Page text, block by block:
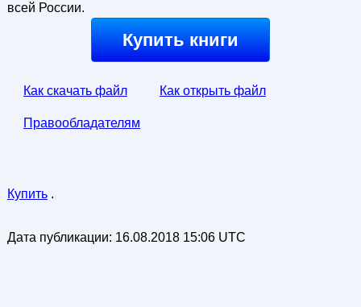
всей России.
Купить книги
Как скачать файл Как открыть файл
Правообладателям
Купить.
Дата публикации: 16.08.2018 15:06 UTC